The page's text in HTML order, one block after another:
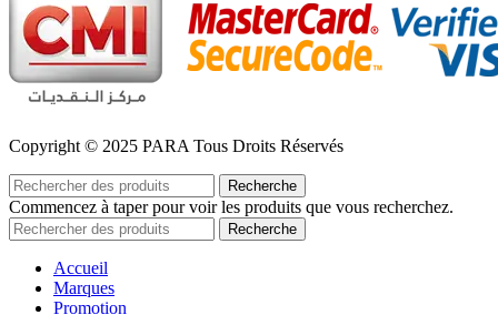
Copyright © 2025 PARA Tous Droits Réservés
Recherche
Commencez à taper pour voir les produits que vous recherchez.
Recherche
Accueil
Marques
Promotion